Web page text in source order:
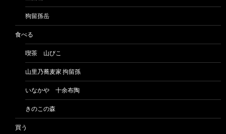
狗留孫岳
食べる
喫茶 山びこ
山里乃蕎麦家 拘留孫
いなかや 十余布陶
きのこの森
買う